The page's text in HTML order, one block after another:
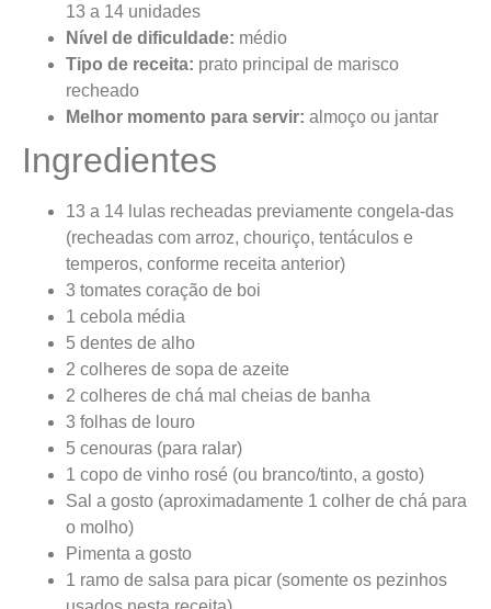
13 a 14 unidades
Nível de dificuldade: médio
Tipo de receita: prato principal de marisco
recheado
Melhor momento para servir: almoço ou jantar
Ingredientes
13 a 14 lulas recheadas previamente congela-das
(recheadas com arroz, chouriço, tentáculos e
temperos, conforme receita anterior)
3 tomates coração de boi
1 cebola média
5 dentes de alho
2 colheres de sopa de azeite
2 colheres de chá mal cheias de banha
3 folhas de louro
5 cenouras (para ralar)
1 copo de vinho rosé (ou branco/tinto, a gosto)
Sal a gosto (aproximadamente 1 colher de chá para
o molho)
Pimenta a gosto
1 ramo de salsa para picar (somente os pezinhos